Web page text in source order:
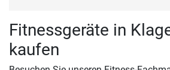
Fitnessgeräte in
kaufen